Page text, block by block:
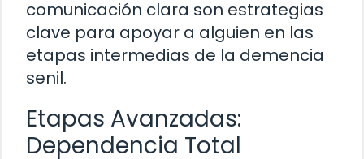
comunicación clara son estrategias
clave para apoyar a alguien en las
etapas intermedias de la demencia
senil.
Etapas Avanzadas:
Dependencia Total